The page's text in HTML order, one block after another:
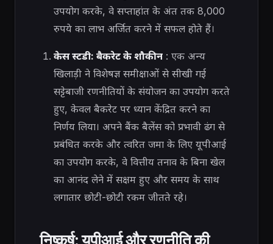
उपयोग करके, वे सप्ताहांत के अंत तक 8,000
रुपये का लाभ अर्जित करने में सफल होते हैं।
केस स्टडी: बैकरेट के शौकीन: एक अन्य
खिलाड़ी ने विशेषज्ञ समीक्षाओं से सीखी गई
सट्टेबाजी रणनीतियों के संयोजन का उपयोग करते
हुए, केवल बैकरेट पर ध्यान केंद्रित करने का
निर्णय लिया। अपने बैंक बैलेंस को प्रभावी ढंग से
प्रबंधित करके और त्वरित जमा के लिए यूपीआई
का उपयोग करके, वे वित्तीय तनाव के बिना खेल
का आनंद लेने में सक्षम हुए और समय के साथ
लगातार छोटी-छोटी रकम जीतते रहे।
निष्कर्ष: यूपीआई और रणनीति की